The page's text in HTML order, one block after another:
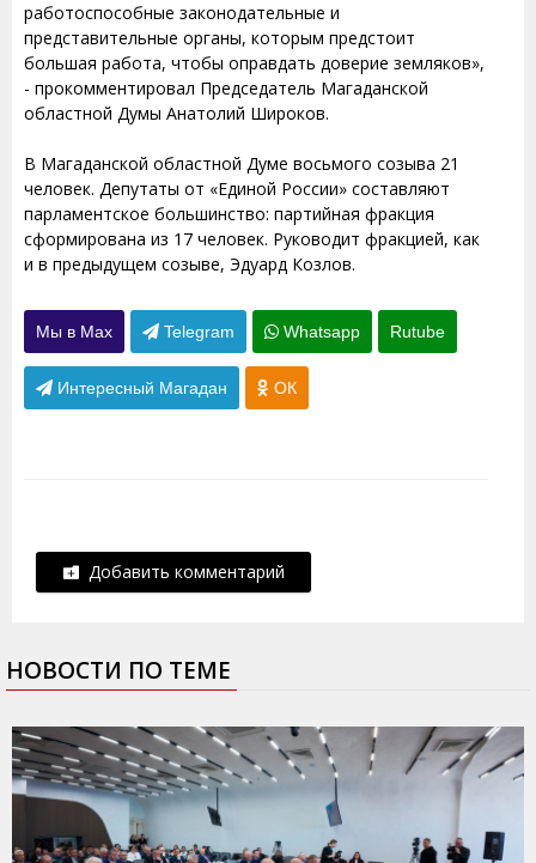
работоспособные законодательные и
представительные органы, которым предстоит
большая работа, чтобы оправдать доверие земляков»,
- прокомментировал Председатель Магаданской
областной Думы Анатолий Широков.
В Магаданской областной Думе восьмого созыва 21
человек. Депутаты от «Единой России» составляют
парламентское большинство: партийная фракция
сформирована из 17 человек. Руководит фракцией, как
и в предыдущем созыве, Эдуард Козлов.
Мы в Max Telegram Whatsapp Rutube
Интересный Магадан ОК
Добавить комментарий
НОВОСТИ ПО ТЕМЕ